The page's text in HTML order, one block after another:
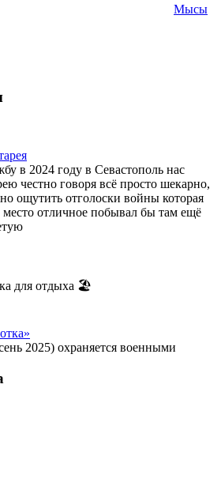
Мысы
в 2024 году в Севастополь нас
честно говоря всё просто шекарно,
ощутить отголоски войны которая
место отличное побывал бы там ещё
для отдыха 🏖️
2025) охраняется военными